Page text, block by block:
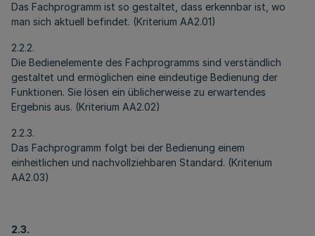
Das Fachprogramm ist so gestaltet, dass erkennbar ist, wo
man sich aktuell befindet. (Kriterium AA2.01)
2.2.2.
Die Bedienelemente des Fachprogramms sind verständlich
gestaltet und ermöglichen eine eindeutige Bedienung der
Funktionen. Sie lösen ein üblicherweise zu erwartendes
Ergebnis aus. (Kriterium AA2.02)
2.2.3.
Das Fachprogramm folgt bei der Bedienung einem
einheitlichen und nachvollziehbaren Standard. (Kriterium
AA2.03)
2.3.